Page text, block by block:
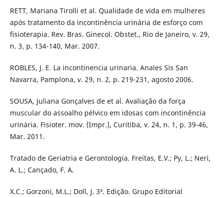
RETT, Mariana Tirolli et al. Qualidade de vida em mulheres
após tratamento da incontinência urinária de esforço com
fisioterapia. Rev. Bras. Ginecol. Obstet., Rio de Janeiro, v. 29,
n. 3, p. 134-140, Mar. 2007.
ROBLES, J. E. La incontinencia urinaria. Anales Sis San
Navarra, Pamplona, v. 29, n. 2, p. 219-231, agosto 2006.
SOUSA, Juliana Gonçalves de et al. Avaliação da força
muscular do assoalho pélvico em idosas com incontinência
urinária. Fisioter. mov. (Impr.), Curitiba, v. 24, n. 1, p. 39-46,
Mar. 2011.
Tratado de Geriatria e Gerontologia. Freitas, E.V.; Py, L.; Neri,
A. L.; Cançado, F. A.
X.C.; Gorzoni, M.L.; Doll, J. 3ª. Edição. Grupo Editorial